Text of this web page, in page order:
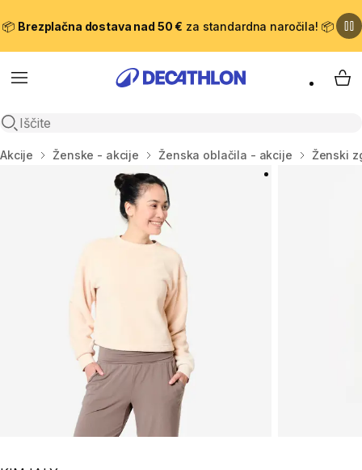
📦 Brezplačna dostava nad 50 € za standardna naročila! 📦
Meni
Odpri iskanje
Domov
Akcije Ženske - akcije Ženska oblačila - akcije Ženski
Play Video